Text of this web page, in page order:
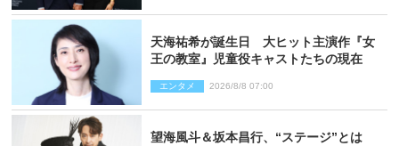
天海祐希が誕生日 大ヒット主演作『女
王の教室』児童役キャストたちの現在
エンタメ 2026/8/8 07:00
望海風斗＆坂本昌行、“ステージ”とは